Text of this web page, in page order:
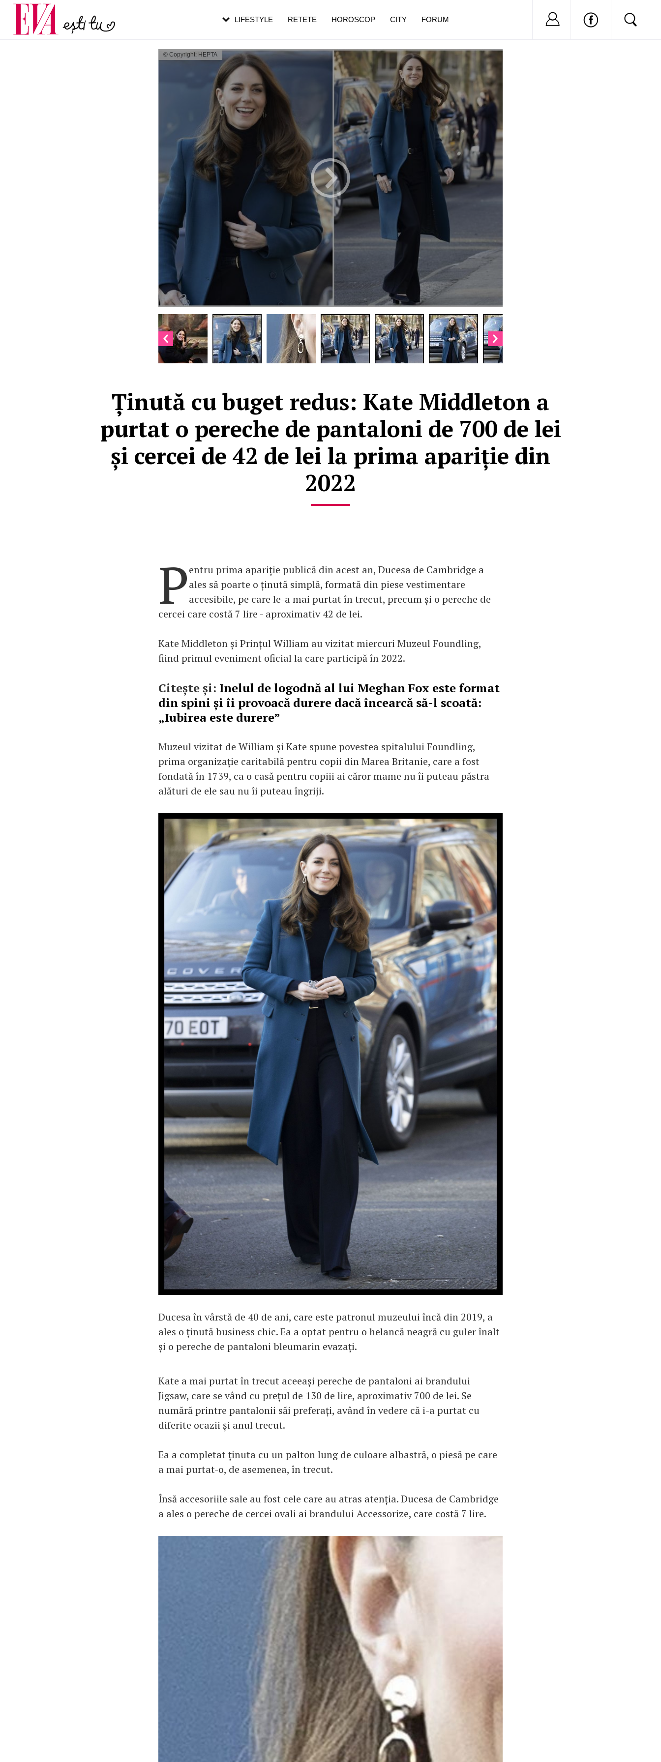
© Copyright: HEPTA
Ținută cu buget redus: Kate Middleton a
purtat o pereche de pantaloni de 700 de lei
și cercei de 42 de lei la prima apariție din
2022
Pentru prima apariție publică din acest an, Ducesa de Cambridge a
ales să poarte o ținută simplă, formată din piese vestimentare
accesibile, pe care le-a mai purtat în trecut, precum și o pereche de
cercei care costă 7 lire - aproximativ 42 de lei.
Kate Middleton și Prințul William au vizitat miercuri Muzeul Foundling,
fiind primul eveniment oficial la care participă în 2022.
Citește și: Inelul de logodnă al lui Meghan Fox este format
din spini și îi provoacă durere dacă încearcă să-l scoată:
„Iubirea este durere”
Muzeul vizitat de William și Kate spune povestea spitalului Foundling,
prima organizație caritabilă pentru copii din Marea Britanie, care a fost
fondată în 1739, ca o casă pentru copiii ai căror mame nu îi puteau păstra
alături de ele sau nu îi puteau îngriji.
Ducesa în vârstă de 40 de ani, care este patronul muzeului încă din 2019, a
ales o ținută business chic. Ea a optat pentru o helancă neagră cu guler înalt
și o pereche de pantaloni bleumarin evazați.
Kate a mai purtat în trecut aceeași pereche de pantaloni ai brandului
Jigsaw, care se vând cu prețul de 130 de lire, aproximativ 700 de lei. Se
numără printre pantalonii săi preferați, având în vedere că i-a purtat cu
diferite ocazii și anul trecut.
Ea a completat ținuta cu un palton lung de culoare albastră, o piesă pe care
a mai purtat-o, de asemenea, în trecut.
Însă accesoriile sale au fost cele care au atras atenția. Ducesa de Cambridge
a ales o pereche de cercei ovali ai brandului Accessorize, care costă 7 lire.
LIFESTYLE RETETE HOROSCOP CITY FORUM Nu ai cont?
Carieră
Actualitate
pe măsură ce înaintezi în vârstă
de dureroasă este investigația